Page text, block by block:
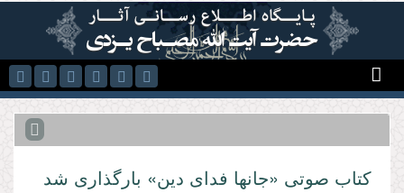
رفتن به محتوای اصلی
کتاب صوتی «جانها فدای دین» بارگذاری شد